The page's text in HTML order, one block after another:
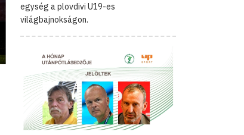
egység a plovdivi U19-es
világbajnokságon.